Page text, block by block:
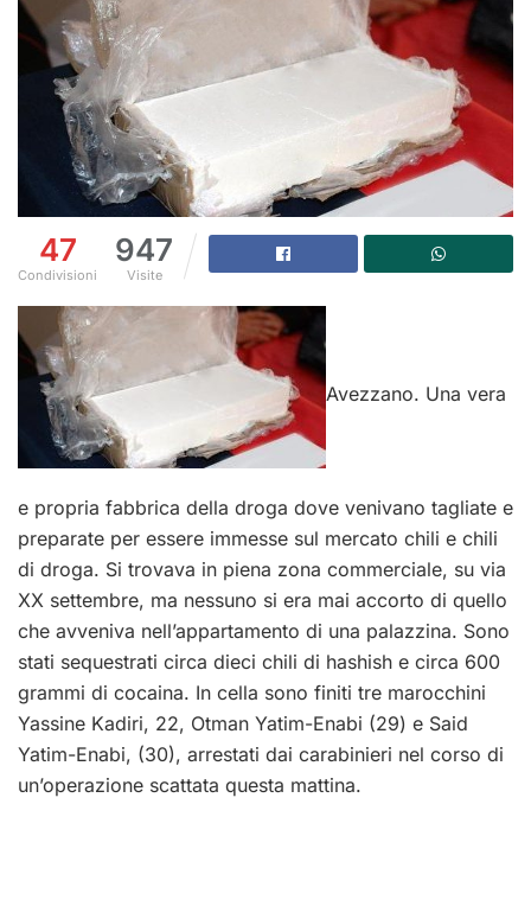
47
Condivisioni
947
Visite
Avezzano. Una vera
e propria fabbrica della droga dove venivano tagliate e
preparate per essere immesse sul mercato chili e chili
di droga. Si trovava in piena zona commerciale, su via
XX settembre, ma nessuno si era mai accorto di quello
che avveniva nell’appartamento di una palazzina. Sono
stati sequestrati circa dieci chili di hashish e circa 600
grammi di cocaina. In cella sono finiti tre marocchini
Yassine Kadiri, 22, Otman Yatim-Enabi (29) e Said
Yatim-Enabi, (30), arrestati dai carabinieri nel corso di
un’operazione scattata questa mattina.